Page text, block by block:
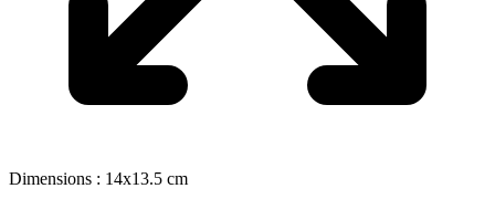
Dimensions : 14x13.5 cm